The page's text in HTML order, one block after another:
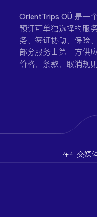
OrientTrips OÜ 是一
预订可单独选择的服
务、签证协助、保险
部分服务由第三方供
价格、条款、取消规
在社交媒